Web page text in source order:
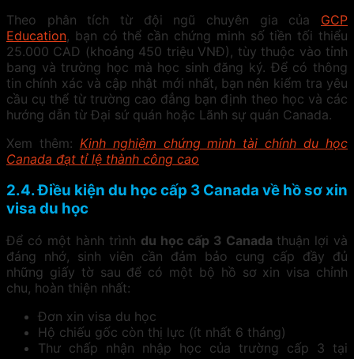
Theo phân tích từ đội ngũ chuyên gia của GCP
Education, bạn có thể cần chứng minh số tiền tối thiểu
25.000 CAD (khoảng 450 triệu VNĐ), tùy thuộc vào tỉnh
bang và trường học mà học sinh đăng ký. Để có thông
tin chính xác và cập nhật mới nhất, bạn nên kiểm tra yêu
cầu cụ thể từ trường cao đẳng bạn định theo học và các
hướng dẫn từ Đại sứ quán hoặc Lãnh sự quán Canada.
Xem thêm: Kinh nghiệm chứng minh tài chính du học
Canada đạt tỉ lệ thành công cao
2.4. Điều kiện du học cấp 3 Canada về hồ sơ xin
visa du học
Để có một hành trình du học cấp 3 Canada thuận lợi và
đáng nhớ, sinh viên cần đảm bảo cung cấp đầy đủ
những giấy tờ sau để có một bộ hồ sơ xin visa chỉnh
chu, hoàn thiện nhất:
Đơn xin visa du học
Hộ chiếu gốc còn thị lực (ít nhất 6 tháng)
Thư chấp nhận nhập học của trường cấp 3 tại